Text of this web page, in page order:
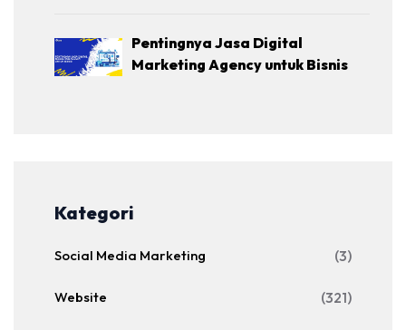
Pentingnya Jasa Digital
Marketing Agency untuk Bisnis
Kategori
Social Media Marketing (3)
Website (321)